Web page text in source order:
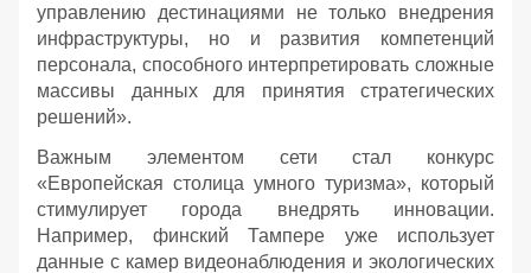
управлению дестинациями не только внедрения
инфраструктуры, но и развития компетенций
персонала, способного интерпретировать сложные
массивы данных для принятия стратегических
решений».
Важным элементом сети стал конкурс
«Европейская столица умного туризма», который
стимулирует города внедрять инновации.
Например, финский Тампере уже использует
данные с камер видеонаблюдения и экологических